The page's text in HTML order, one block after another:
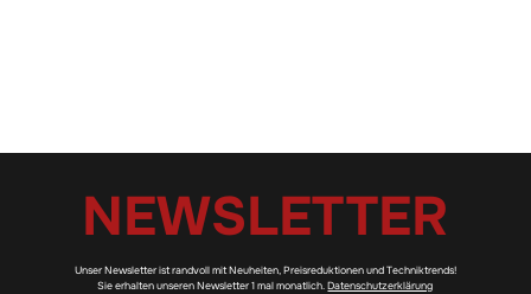
NEWSLETTER
Unser Newsletter ist randvoll mit Neuheiten, Preisreduktionen und Techniktrends!
Sie erhalten unseren Newsletter 1 mal monatlich.Datenschutzerklärung